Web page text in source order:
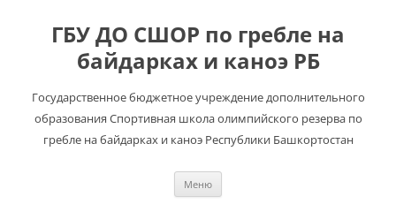
ГБУ ДО СШОР по гребле на
байдарках и каноэ РБ
Государственное бюджетное учреждение дополнительного
образования Спортивная школа олимпийского резерва по
гребле на байдарках и каноэ Республики Башкортостан
Меню